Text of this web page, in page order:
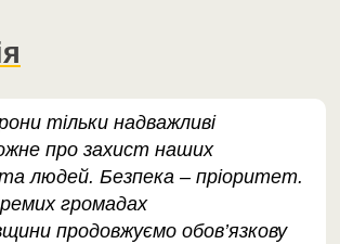
тільки надважливі
про захист наших
людей. Безпека – пріоритет.
громадах
продовжуємо обов’язкову